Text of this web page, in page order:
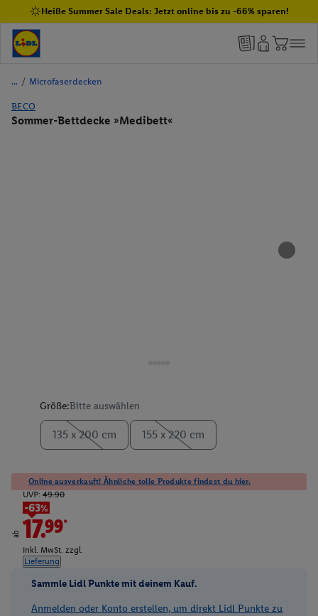
Heiße Summer Sale Deals: Jetzt online bis zu -66% sparen!
/ Microfaserdecken
BECO
Sommer-Bettdecke »Medibett«
Größe:Bitte auswählen
135 x 200 cm 155 x 220 cm
Online ausverkauft! Ähnliche tolle Produkte findest du hier.
ab
UVP: 49.90
-63%
17.99*
inkl. MwSt. zzgl.
Lieferung
Sammle Lidl Punkte mit deinem Kauf.
Anmelden oder Konto erstellen, um direkt Lidl Punkte zu